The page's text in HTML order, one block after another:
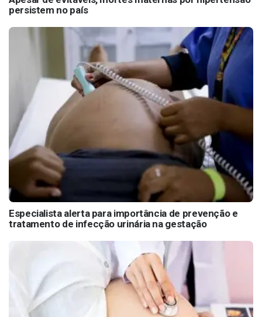
persistem no país
Especialista alerta para importância de prevenção e
tratamento de infecção urinária na gestação